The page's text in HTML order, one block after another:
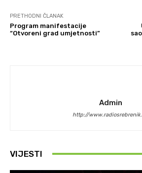
PRETHODNI ČLANAK
Program manifestacije
“Otvoreni grad umjetnosti”
Admin
http://
VIJESTI